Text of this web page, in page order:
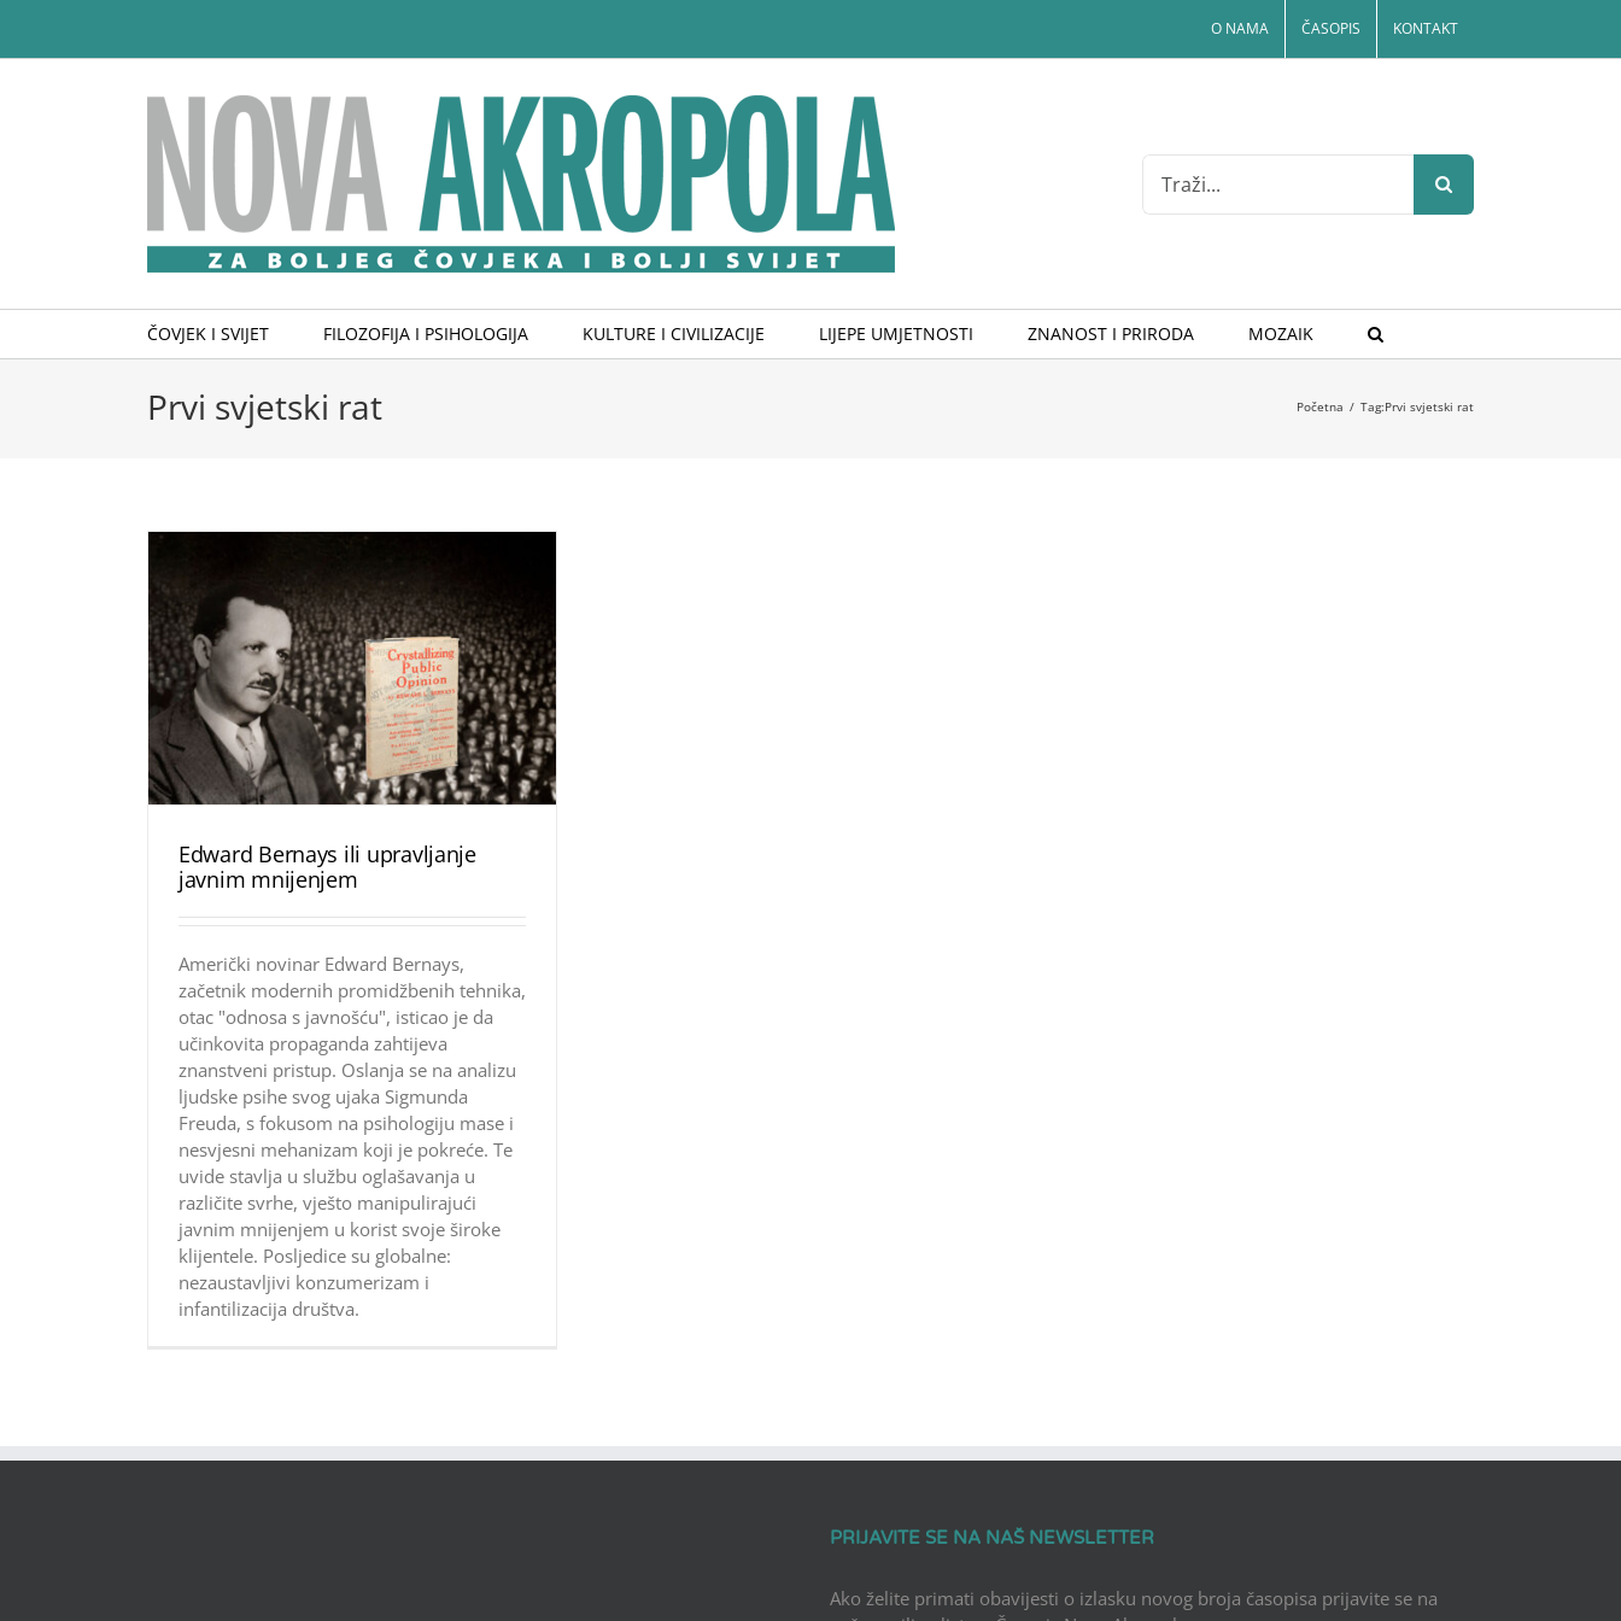
content
O NAMA ČASOPIS KONTAKT
Search
for:
ČOVJEK I SVIJET FILOZOFIJA I PSIHOLOGIJA KULTURE I CIVILIZACIJE LIJEPE UMJETNOSTI ZNANOST I PRIRODA MOZAIK
Prvi svjetski rat Početna / Tag:Prvi svjetski rat
Edward Bernays ili upravljanje
javnim mnijenjem
Američki novinar Edward Bernays,
začetnik modernih promidžbenih tehnika,
otac "odnosa s javnošću", isticao je da
učinkovita propaganda zahtijeva
znanstveni pristup. Oslanja se na analizu
ljudske psihe svog ujaka Sigmunda
Freuda, s fokusom na psihologiju mase i
nesvjesni mehanizam koji je pokreće. Te
uvide stavlja u službu oglašavanja u
različite svrhe, vješto manipulirajući
javnim mnijenjem u korist svoje široke
klijentele. Posljedice su globalne:
nezaustavljivi konzumerizam i
infantilizacija društva.
PRIJAVITE SE NA NAŠ NEWSLETTER
Ako želite primati obavijesti o izlasku novog broja časopisa prijavite se na